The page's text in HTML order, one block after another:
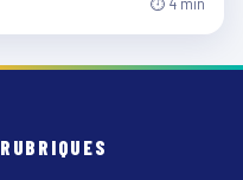
RUBRIQUES